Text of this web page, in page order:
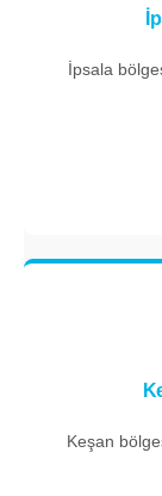
İpsala
Keşan